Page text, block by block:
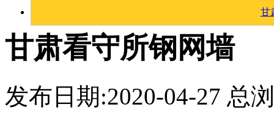
甘
甘肃看守所钢网墙
发布日期:2020-04-27 总